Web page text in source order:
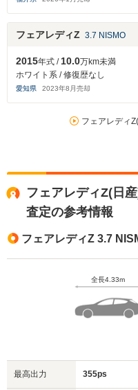
フェアレディZ 3.7 NISMO
2015年式 /10.0万km未満
ホワイト系 / 修復歴なし
愛知県 2023年8 月売却
フェアレディ
フェアレディZ(日
査定の参考情報
フェアレディZ 3.7
全長4.33m
最高出力 355ps